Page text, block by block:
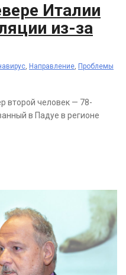
Италии
из-за
, Направление, Проблемы
второй человек — 78-
в Падуе в регионе